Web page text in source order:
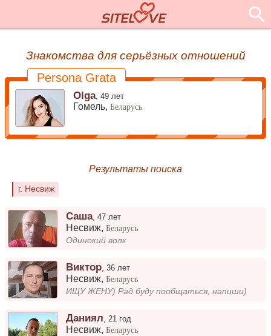
Знакомства для серьёзных отношений
Persona Grata
Olga,49 лет
Гомель,Беларусь
Результаты поиска
г. Несвиж
Саша,47 лет
Несвиж,Беларусь
Одинокий волк
Виктор ,36 лет
Несвиж,Беларусь
ИЩУ ЖЕНУ) Рад буду пообщаться, напиши)
Даниял,21 год
Несвиж,Беларусь